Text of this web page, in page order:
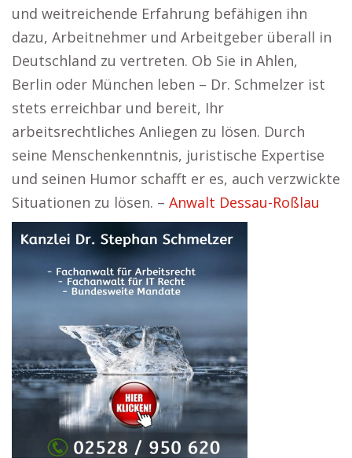
und weitreichende Erfahrung befähigen ihn
dazu, Arbeitnehmer und Arbeitgeber überall in
Deutschland zu vertreten. Ob Sie in Ahlen,
Berlin oder München leben – Dr. Schmelzer ist
stets erreichbar und bereit, Ihr
arbeitsrechtliches Anliegen zu lösen. Durch
seine Menschenkenntnis, juristische Expertise
und seinen Humor schafft er es, auch verzwickte
Situationen zu lösen. – Anwalt Dessau-Roßlau